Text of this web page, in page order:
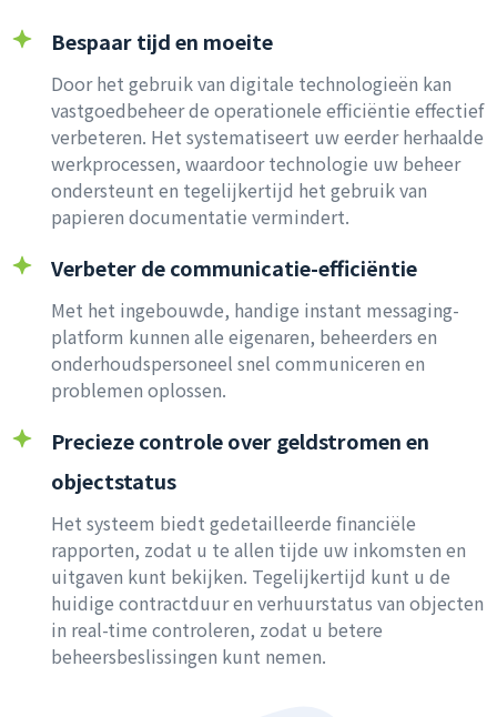
Bespaar tijd en moeite
Door het gebruik van digitale technologieën kan
vastgoedbeheer de operationele efficiëntie effectief
verbeteren. Het systematiseert uw eerder herhaalde
werkprocessen, waardoor technologie uw beheer
ondersteunt en tegelijkertijd het gebruik van
papieren documentatie vermindert.
Verbeter de communicatie-efficiëntie
Met het ingebouwde, handige instant messaging-
platform kunnen alle eigenaren, beheerders en
onderhoudspersoneel snel communiceren en
problemen oplossen.
Precieze controle over geldstromen en
objectstatus
Het systeem biedt gedetailleerde financiële
rapporten, zodat u te allen tijde uw inkomsten en
uitgaven kunt bekijken. Tegelijkertijd kunt u de
huidige contractduur en verhuurstatus van objecten
in real-time controleren, zodat u betere
beheersbeslissingen kunt nemen.